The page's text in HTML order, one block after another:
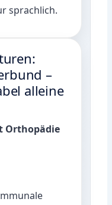
sprachlich.
–
alleine
Orthopädie